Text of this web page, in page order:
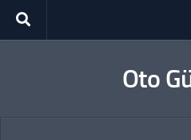
Skip to content
Oto